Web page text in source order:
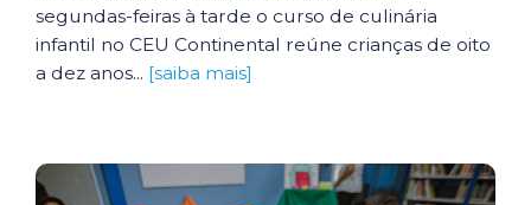
segundas-feiras à tarde o curso de culinária
infantil no CEU Continental reúne crianças de oito
a dez anos... [saiba mais]